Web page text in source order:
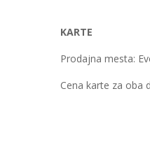
KARTE
Prodajna mesta:
Cena karte za oba